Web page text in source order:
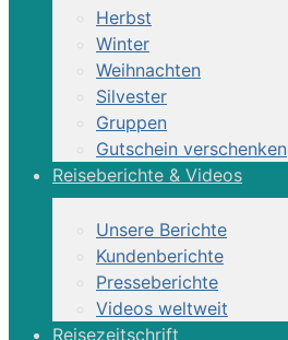
Herbst
Winter
Weihnachten
Silvester
Gruppen
Gutschein verschenken
Reiseberichte & Videos
Unsere Berichte
Kundenberichte
Presseberichte
Videos weltweit
Reisezeitschrift